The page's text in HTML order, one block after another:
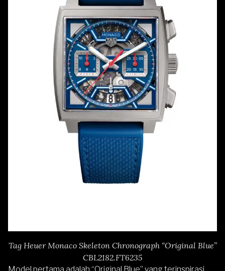
Tag Heuer Monaco Skeleton Chronograph “Original Blue”
CBL2182.FT6235